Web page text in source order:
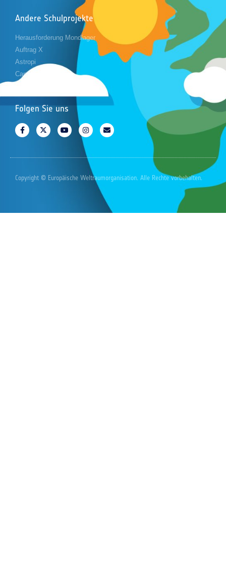
Andere Schulprojekte
Herausforderung Mondlager
Auftrag X
Astropi
Cansat
Folgen Sie uns
Copyright © Europäische Weltraumorganisation. Alle Rechte vorbehalten.